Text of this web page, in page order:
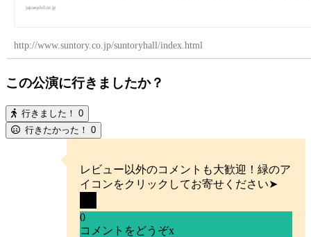
japanphil.or.jp
http://www.suntory.co.jp/suntoryhall/index.html
この公演に行きましたか？
行きました！ 0
行きたかった！ 0
レビュー以外のコメントも大歓迎！緑のア
イコンをクリックしてお寄せください➤
0
コメントをどうぞx